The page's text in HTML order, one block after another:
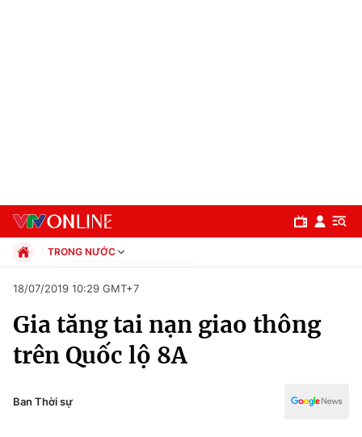
Chuyên mục
Chính trị
TRONG NƯỚC
Xã hội
Pháp luật
Kinh tế
Thể thao
Văn hóa - Giải trí
18/07/2019 10:29 GMT+7
Gia tăng tai nạn giao thông
trên Quốc lộ 8A
Ban Thời sự